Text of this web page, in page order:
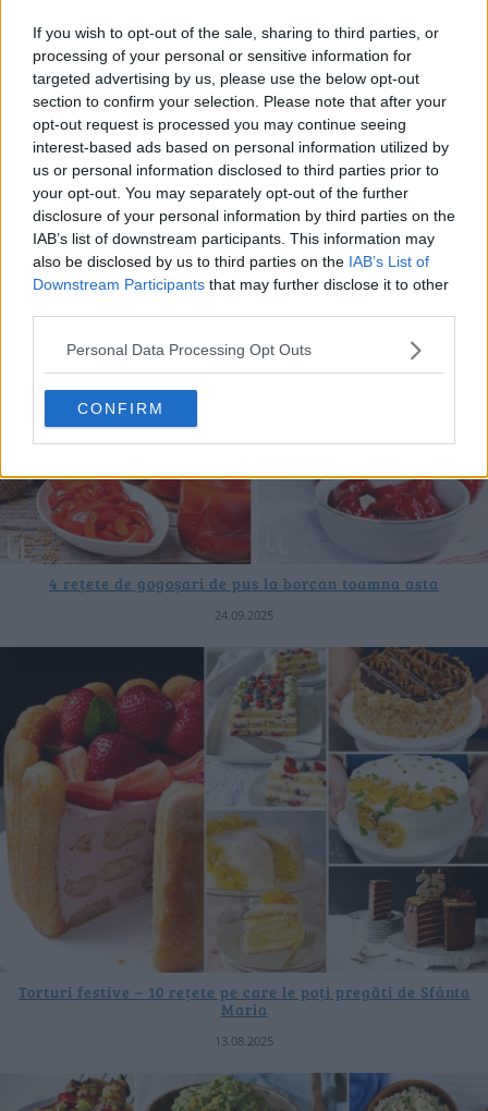
If you wish to opt-out of the sale, sharing to third parties, or
processing of your personal or sensitive information for
targeted advertising by us, please use the below opt-out
section to confirm your selection. Please note that after your
opt-out request is processed you may continue seeing
interest-based ads based on personal information utilized by
us or personal information disclosed to third parties prior to
your opt-out. You may separately opt-out of the further
disclosure of your personal information by third parties on the
IAB’s list of downstream participants. This information may
also be disclosed by us to third parties on the IAB’s List of
Downstream Participants that may further disclose it to other
Personal Data Processing Opt Outs
CONFIRM
10 rețete cu dovlecei de pregătit vara asta
04.08.2026
4 rețete de gogoșari de pus la borcan toamna asta
24.09.2025
Torturi festive – 10 rețete pe care le poți pregăti de Sfânta
Maria
13.08.2025